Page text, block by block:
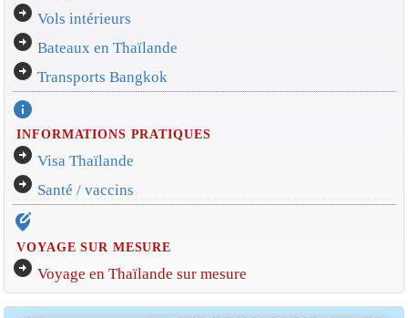
arrow_circle_right Vols intérieurs
arrow_circle_right Bateaux en Thaïlande
arrow_circle_right Transports Bangkok
info
INFORMATIONS PRATIQUES
arrow_circle_right Visa Thaïlande
arrow_circle_right Santé / vaccins
edit_location_alt
VOYAGE SUR MESURE
arrow_circle_right Voyage en Thaïlande sur mesure